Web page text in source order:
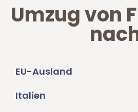
Umzug von
EU-Ausland
Italien